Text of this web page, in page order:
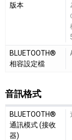
版本
BLUETOOTH®
相容設定檔
音訊格式
音訊格式細節敘述
BLUETOOTH®
通訊模式 (接收
器)